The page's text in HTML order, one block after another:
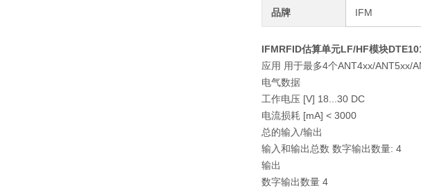
品牌 IFM
IFMRFID估算单元LF/HF模块
应用 用于最多4个ANT4xx/ANT5xx/
电气数据
工作电压 [V] 18...30 DC
电流损耗 [mA] < 3000
总的输入/输出
输入和输出总数 数字输出数量: 4
输出
数字输出数量 4